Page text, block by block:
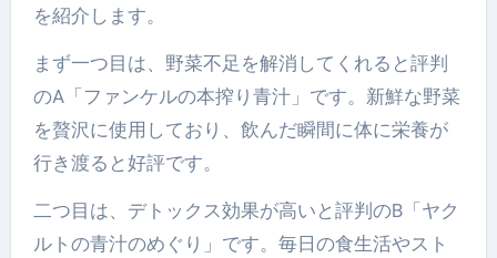
を紹介します。
まず一つ目は、野菜不足を解消してくれると評判
のA「ファンケルの本搾り青汁」です。新鮮な野菜
を贅沢に使用しており、飲んだ瞬間に体に栄養が
行き渡ると好評です。
二つ目は、デトックス効果が高いと評判のB「ヤク
ルトの青汁のめぐり」です。毎日の食生活やスト